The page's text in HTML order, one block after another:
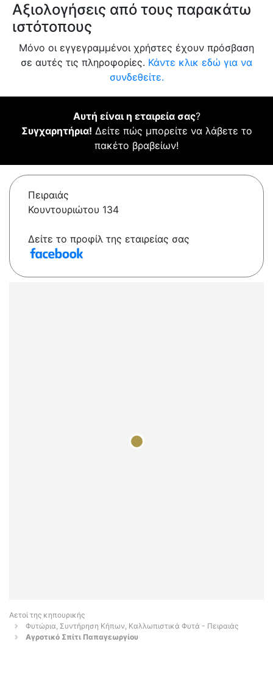
Αξιολογήσεις από τους παρακάτω
ιστότοπους
Μόνο οι εγγεγραμμένοι χρήστες έχουν πρόσβαση
σε αυτές τις πληροφορίες. Κάντε κλικ εδώ για να
συνδεθείτε.
Αυτή είναι η εταιρεία σας?
Συγχαρητήρια! Δείτε πώς μπορείτε να λάβετε το
πακέτο βραβείων!
Πειραιάς
Κουντουριώτου 134
Δείτε το προφίλ της εταιρείας σας
Αετοί της κηπουρικής
Φυτώρια, Συντήρηση Κήπων, Καλλωπιστικά Φυτά - Πειραιάς
Αγροτικό Σπίτι Παπαγεωργίου